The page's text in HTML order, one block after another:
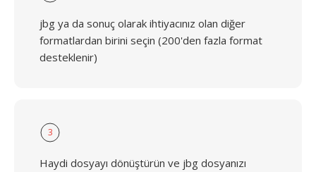
jbg ya da sonuç olarak ihtiyacınız olan diğer
formatlardan birini seçin (200'den fazla format
desteklenir)
3
Haydi dosyayı dönüştürün ve jbg dosyanızı